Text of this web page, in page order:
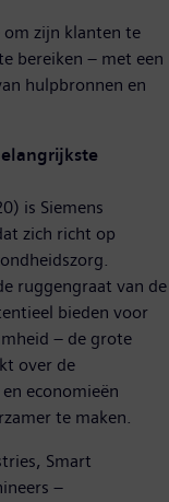
om zijn klanten te
bereiken – met een
hulpbronnen en
is Siemens
zich richt op
ruggengraat van de
bieden voor
– de grote
over de
economieën
te maken.
Smart
–